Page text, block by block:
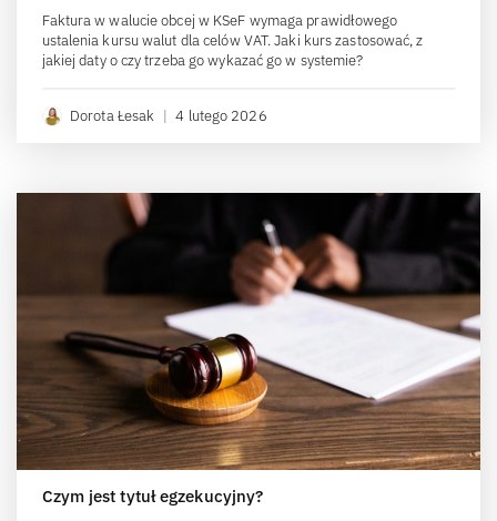
Faktura w walucie obcej w KSeF wymaga prawidłowego
ustalenia kursu walut dla celów VAT. Jaki kurs zastosować, z
jakiej daty o czy trzeba go wykazać go w systemie?
Dorota Łesak | 4 lutego 2026
Czym jest tytuł egzekucyjny?